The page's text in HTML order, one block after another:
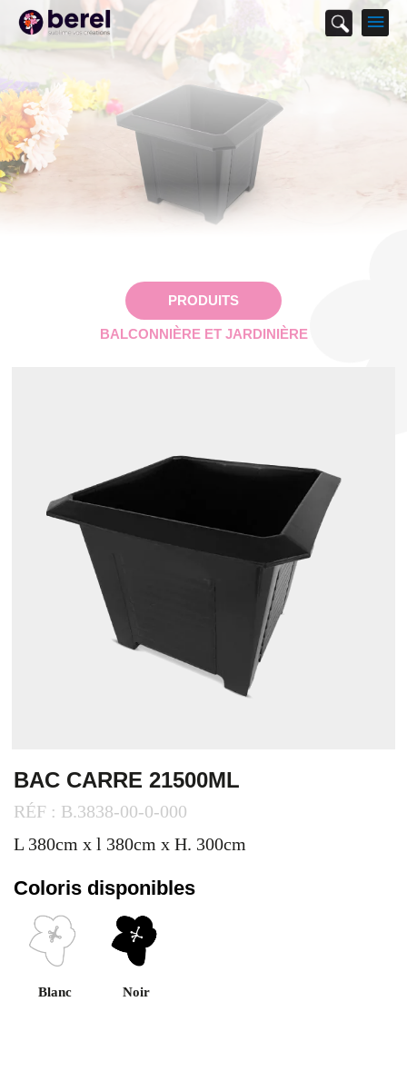
PRODUITS
BALCONNIÈRE ET JARDINIÈRE
BAC CARRE 21500ML
RÉF : B.3838-00-0-000
L 380cm x l 380cm x H. 300cm
Coloris disponibles
Blanc Noir